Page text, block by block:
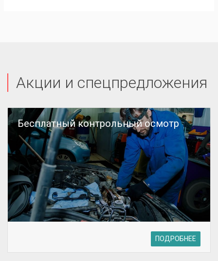
Акции и спецпредложения
Бесплатный контрольный осмотр
ПОДРОБНЕЕ